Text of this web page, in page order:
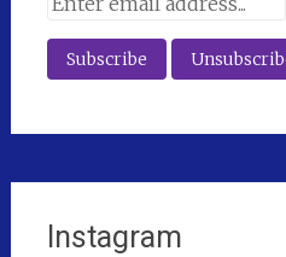
Instagram